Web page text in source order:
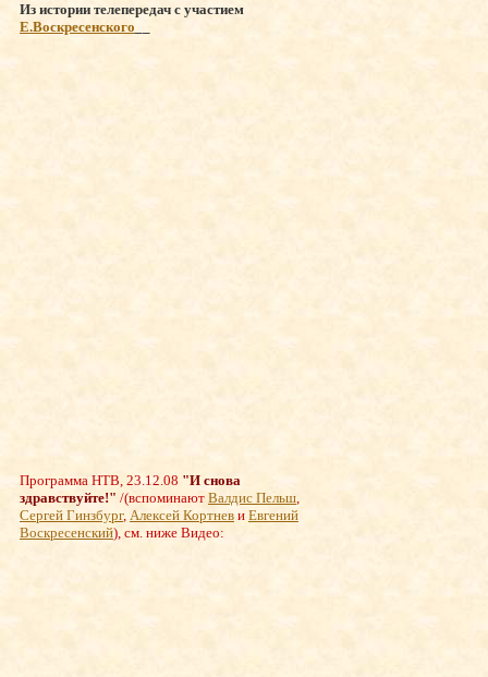
Из истории телепередач с участием
Е.Воскресенского
Программа НТВ, 23.12.08 "И снова
здравствуйте!" /(вспоминают Валдис Пельш,
Сергей Гинзбург, Алексей Кортнев и Евгений
Воскресенский), см. ниже Видео: